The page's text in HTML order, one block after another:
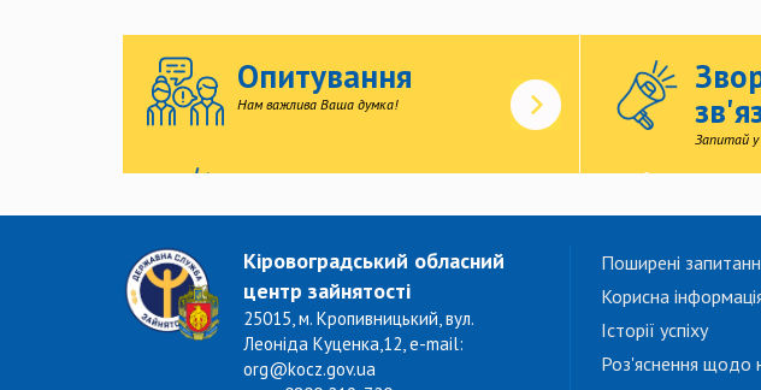
Опитування
Нам важлива Ваша думка!
Запитай у
Кіровоградський обласний
центр зайнятості
25015, м. Кропивницький, вул.
Леоніда Куценка,12, e-mail:
org@kocz.gov.ua
Поширені
Корисна
Історії успіху
Роз'яснення щодо